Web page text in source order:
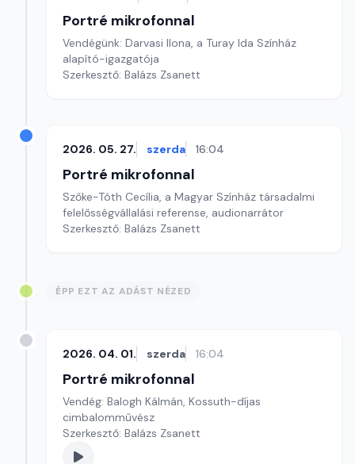
Portré mikrofonnal
Vendégünk: Darvasi Ilona, a Turay Ida Színház
alapító-igazgatója
Szerkesztő: Balázs Zsanett
2026. 05. 27. szerda 16:04
Portré mikrofonnal
Szőke-Tóth Cecília, a Magyar Színház társadalmi
felelősségvállalási referense, audionarrátor
Szerkesztő: Balázs Zsanett
ÉPP EZT AZ ADÁST NÉZED
2026. 04. 01. szerda 16:04
Portré mikrofonnal
Vendég: Balogh Kálmán, Kossuth-díjas
cimbalomművész
Szerkesztő: Balázs Zsanett